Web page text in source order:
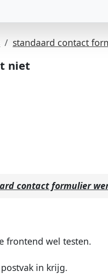
standaard contact
niet
contact formulier
frontend wel testen.
in krijg.